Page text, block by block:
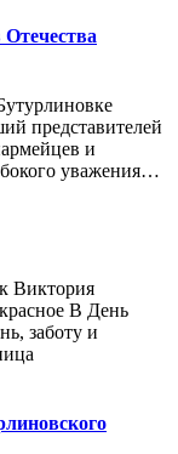
представителей
и
уважения…
Виктория
В День
заботу и